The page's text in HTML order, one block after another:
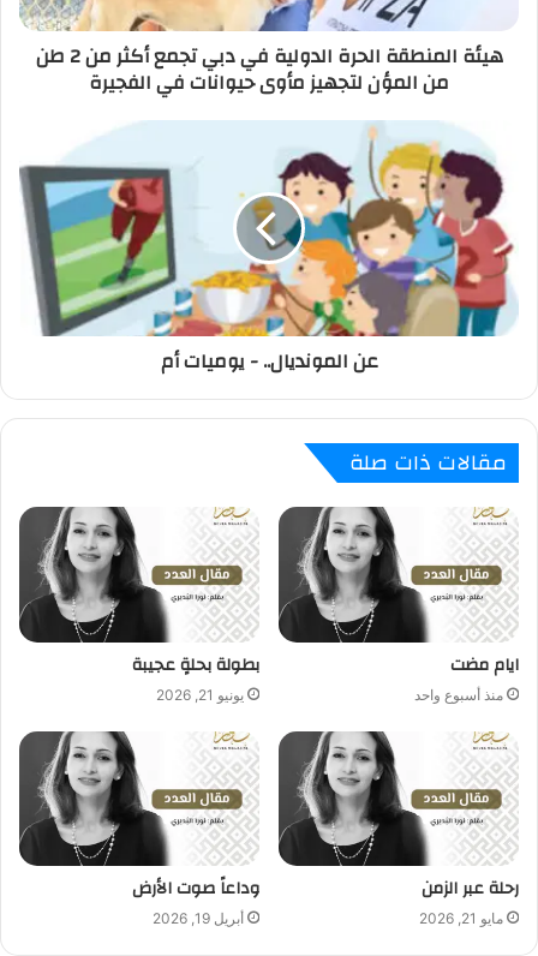
هيئة المنطقة الحرة الدولية في دبي تجمع أكثر من 2 طن
من المؤن لتجهيز مأوى حيوانات في الفجيرة
عن المونديال.. - يوميات أم
مقالات ذات صلة
ايام مضت
منذ أسبوع واحد
بطولة بحلةٍ عجيبة
يونيو 21, 2026
رحلة عبر الزمن
مايو 21, 2026
وداعاً صوت الأرض
أبريل 19, 2026